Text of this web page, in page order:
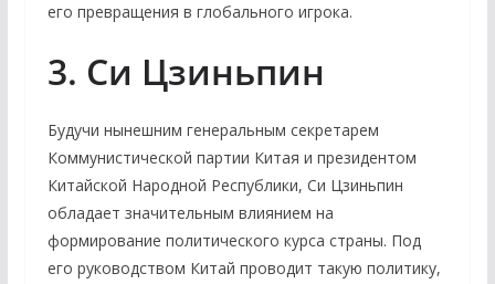
его превращения в глобального игрока.
3. Си Цзиньпин
Будучи нынешним генеральным секретарем
Коммунистической партии Китая и президентом
Китайской Народной Республики, Си Цзиньпин
обладает значительным влиянием на
формирование политического курса страны. Под
его руководством Китай проводит такую политику,